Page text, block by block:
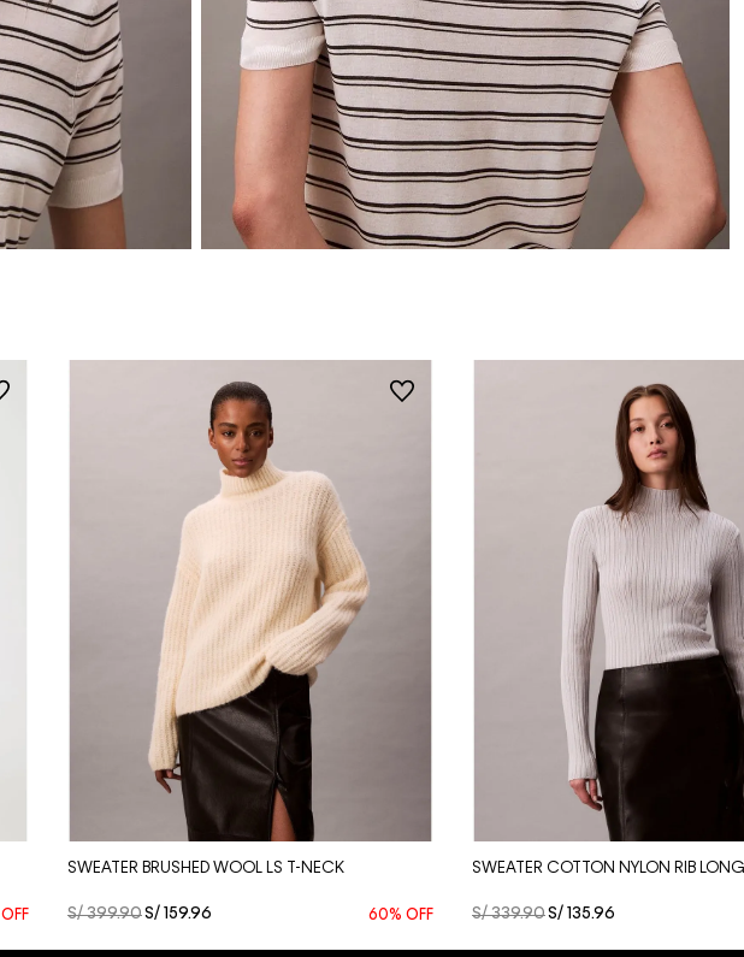
OFF
Vista Rápida
SWEATER BRUSHED WOOL LS T-NECK
S/ 399.90S/ 159.96 60% OFF
SWEATER COTTON NYLON RIB LONG
S/ 339.90S/ 135.96